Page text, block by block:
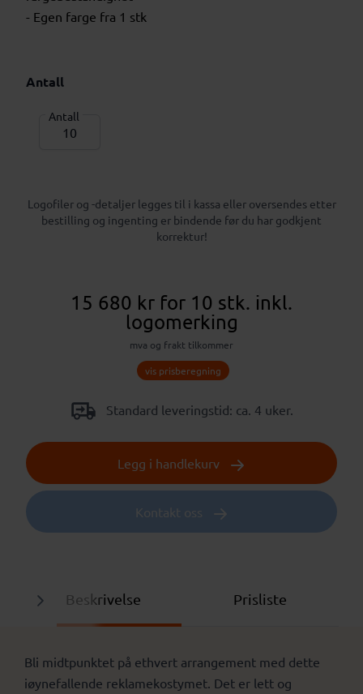
- Egen farge fra 1 stk
Antall
Antall
Logofiler og -detaljer legges til i kassa eller oversendes etter
bestilling og ingenting er bindende før du har godkjent
korrektur!
15 680 kr for 10 stk. inkl.
logomerking
mva og frakt tilkommer
vis prisberegning
Standard leveringstid: ca. 4 uker.
Legg i handlekurv
Kontakt oss
Beskrivelse Prisliste
Bli midtpunktet på ethvert arrangement med dette
iøynefallende reklamekostymet. Det er lett og